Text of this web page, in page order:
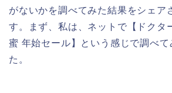
がないかを調べてみた結果をシェア
す。まず、私は、ネットで【ドクタ
蜜 年始セール】という感じで調べて
た。